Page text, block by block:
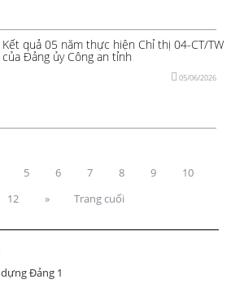
Kết quả 05 năm thực hiện Chỉ thị 04-CT/TW
của Đảng ủy Công an tỉnh
05/06/2026
5 6 7 8 9
10
12 » Trang cuối